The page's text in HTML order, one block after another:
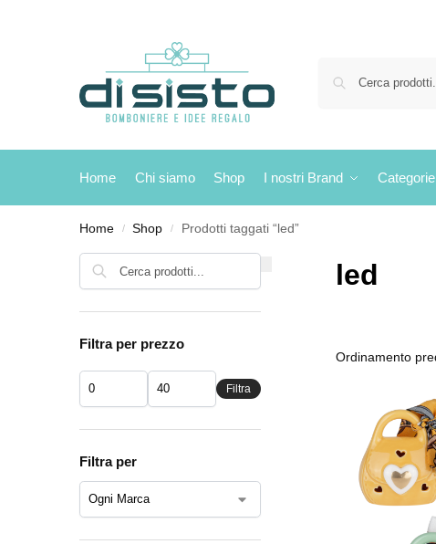
Home Chi siamo Shop I nostri Brand Categorie
Home / Shop / Prodotti taggati “led”
led
Filtra per prezzo
Filtra
Filtra per